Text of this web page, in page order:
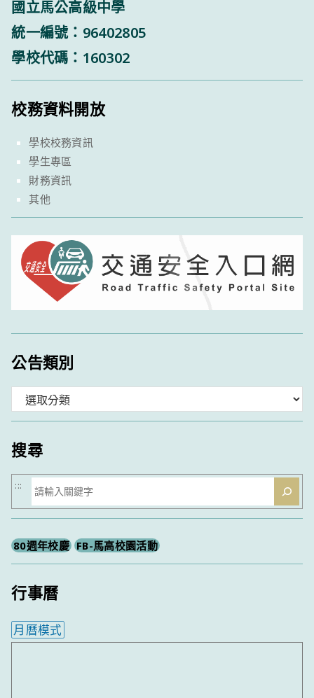
國立馬公高級中學
統一編號：96402805
學校代碼：160302
校務資料開放
學校校務資訊
學生專區
財務資訊
其他
公告類別
類
搜尋
搜
尋
:::
80週年校慶 FB-馬高校園活動
行事曆
月曆模式